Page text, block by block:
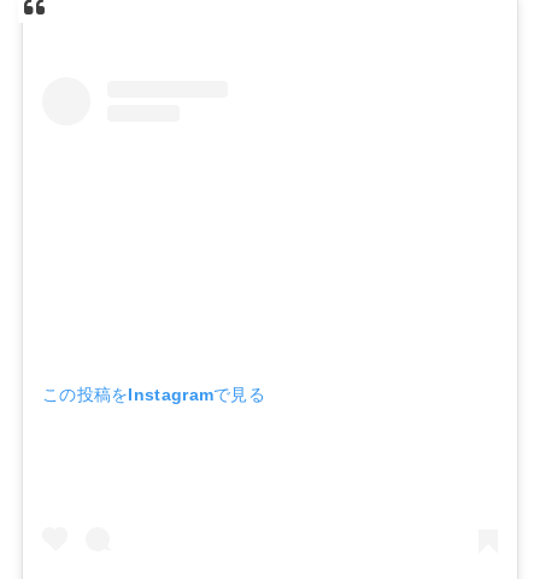
この投稿をInstagramで見る